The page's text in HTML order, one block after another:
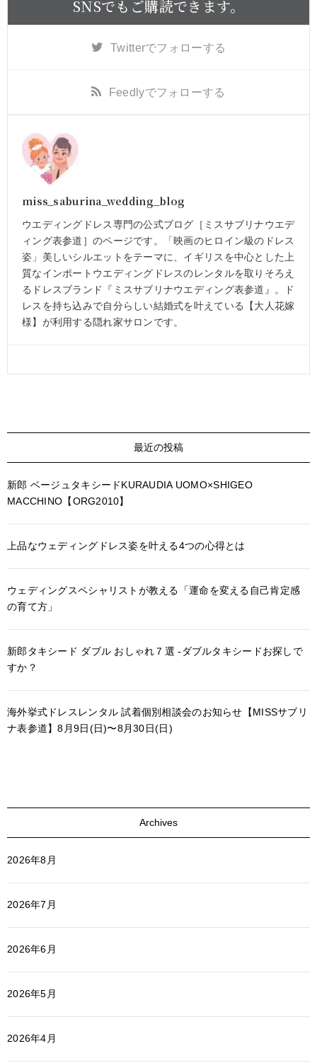
SNSでもご購読できます。
Twitterでフォローする
Feedlyでフォローする
miss_saburina_wedding_blog
ウエディングドレス専門の公式ブログ［ミスサブリナウエデ
ィング表参道］のページです。「映画のヒロイン級のドレス
姿」美しいシルエットをテーマに、イギリスを中心とした上
質なインポートウエディングドレスのレンタルを取りそろえ
るドレスブランド『ミスサブリナウエディング表参道』。ド
レスを持ち込みで自分らしい結婚式を叶えている【大人花嫁
様】が利用する隠れ家サロンです。
最近の投稿
新郎 ベージュタキシードKURAUDIA UOMO×SHIGEO
MACCHINO【ORG2010】
上品なウェディングドレス姿を叶える4つの心得とは
ウェディングスペシャリストが教える「運命を変える自己肯定感
の育て方」
新郎タキシード ダブル おしゃれ７選 -ダブルタキシードお探しで
すか？
海外挙式ドレスレンタル 試着個別相談会のお知らせ【MISSサブリ
ナ表参道】8月9日(日)〜8月30日(日)
Archives
2026年8月
2026年7月
2026年6月
2026年5月
2026年4月